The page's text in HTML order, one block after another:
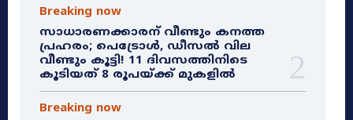
Breaking now
സാധാരണക്കാരന് വീണ്ടും കനത്ത
പ്രഹരം; പെട്രോൾ, ഡീസൽ വില
വീണ്ടും കൂട്ടി! 11 ദിവസത്തിനിടെ
കൂടിയത് 8 രൂപയ്ക്ക് മുകളിൽ
Breaking now